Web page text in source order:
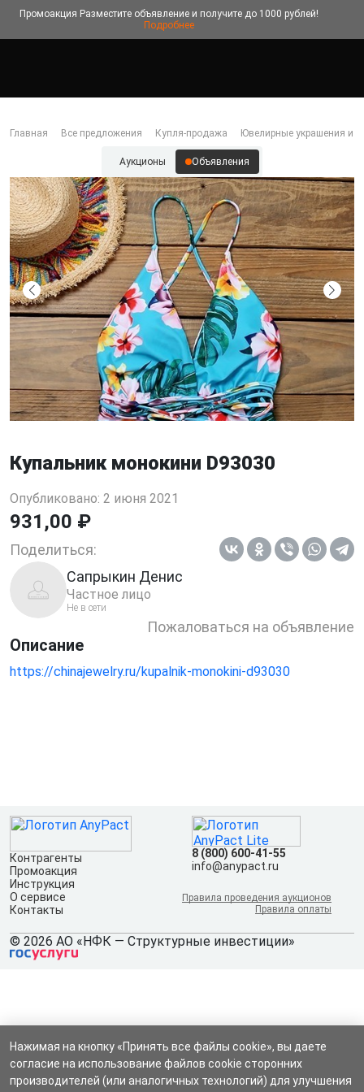
Промоакция Разместите объявление и получите до 1000 рублей!
Подробнее
Главная Все предложения Купля-продажа Ювелирные украшения и
Аукционы Объявления
Купальник монокини D93030
Опубликовано: 2 июня 2021
931,00 ₽
Поделиться:
Сапрыкин Денис
Частное лицо
Не в сети
Пожаловаться на объявление
Описание
https://chinajewelry.ru/kupalnik-monokini-d93030
Контрагенты
Промоакция
Инструкция
О сервисе
Контакты
8 (800) 600-41-55
info@anypact.ru
Правила проведения аукционов
Правила оплаты
© 2026 АО «НФК — Структурные инвестиции»
Нажимая на кнопку «Принять все файлы cookie», вы даете
согласие на использование файлов cookie сторонних
производителей (или аналогичных технологий) для улучшения